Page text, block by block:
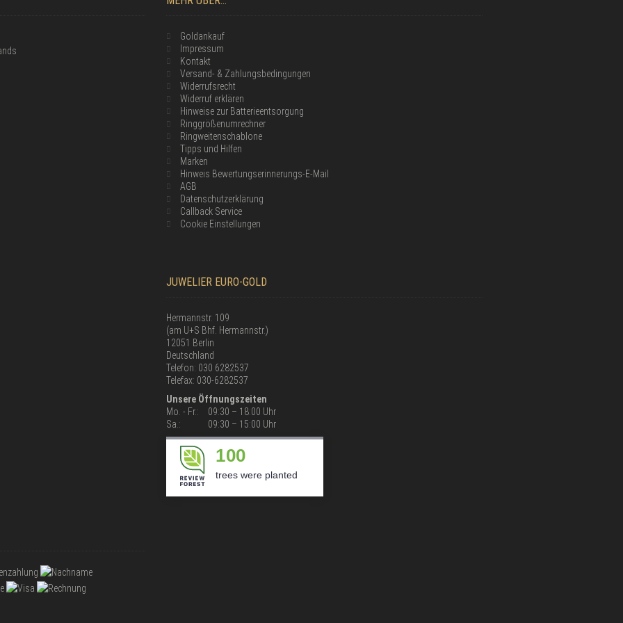
Goldankauf
Impressum
Kontakt
Versand- & Zahlungsbedingungen
Widerrufsrecht
Widerruf erklären
Hinweise zur Batterieentsorgung
Ringgrößenumrechner
Ringweitenschablone
Tipps und Hilfen
Marken
Hinweis Bewertungserinnerungs-E-Mail
AGB
Datenschutzerklärung
Callback Service
Cookie Einstellungen
JUWELIER EURO-GOLD
Hermannstr. 109
(am U+S Bhf. Hermannstr.)
12051 Berlin
Deutschland
Telefon: 030 6282537
Telefax: 030-6282537
Unsere Öffnungszeiten
Mo. - Fr.:
09:30 – 18:00 Uhr
Sa.:
09:30 – 15:00 Uhr
100
trees were planted